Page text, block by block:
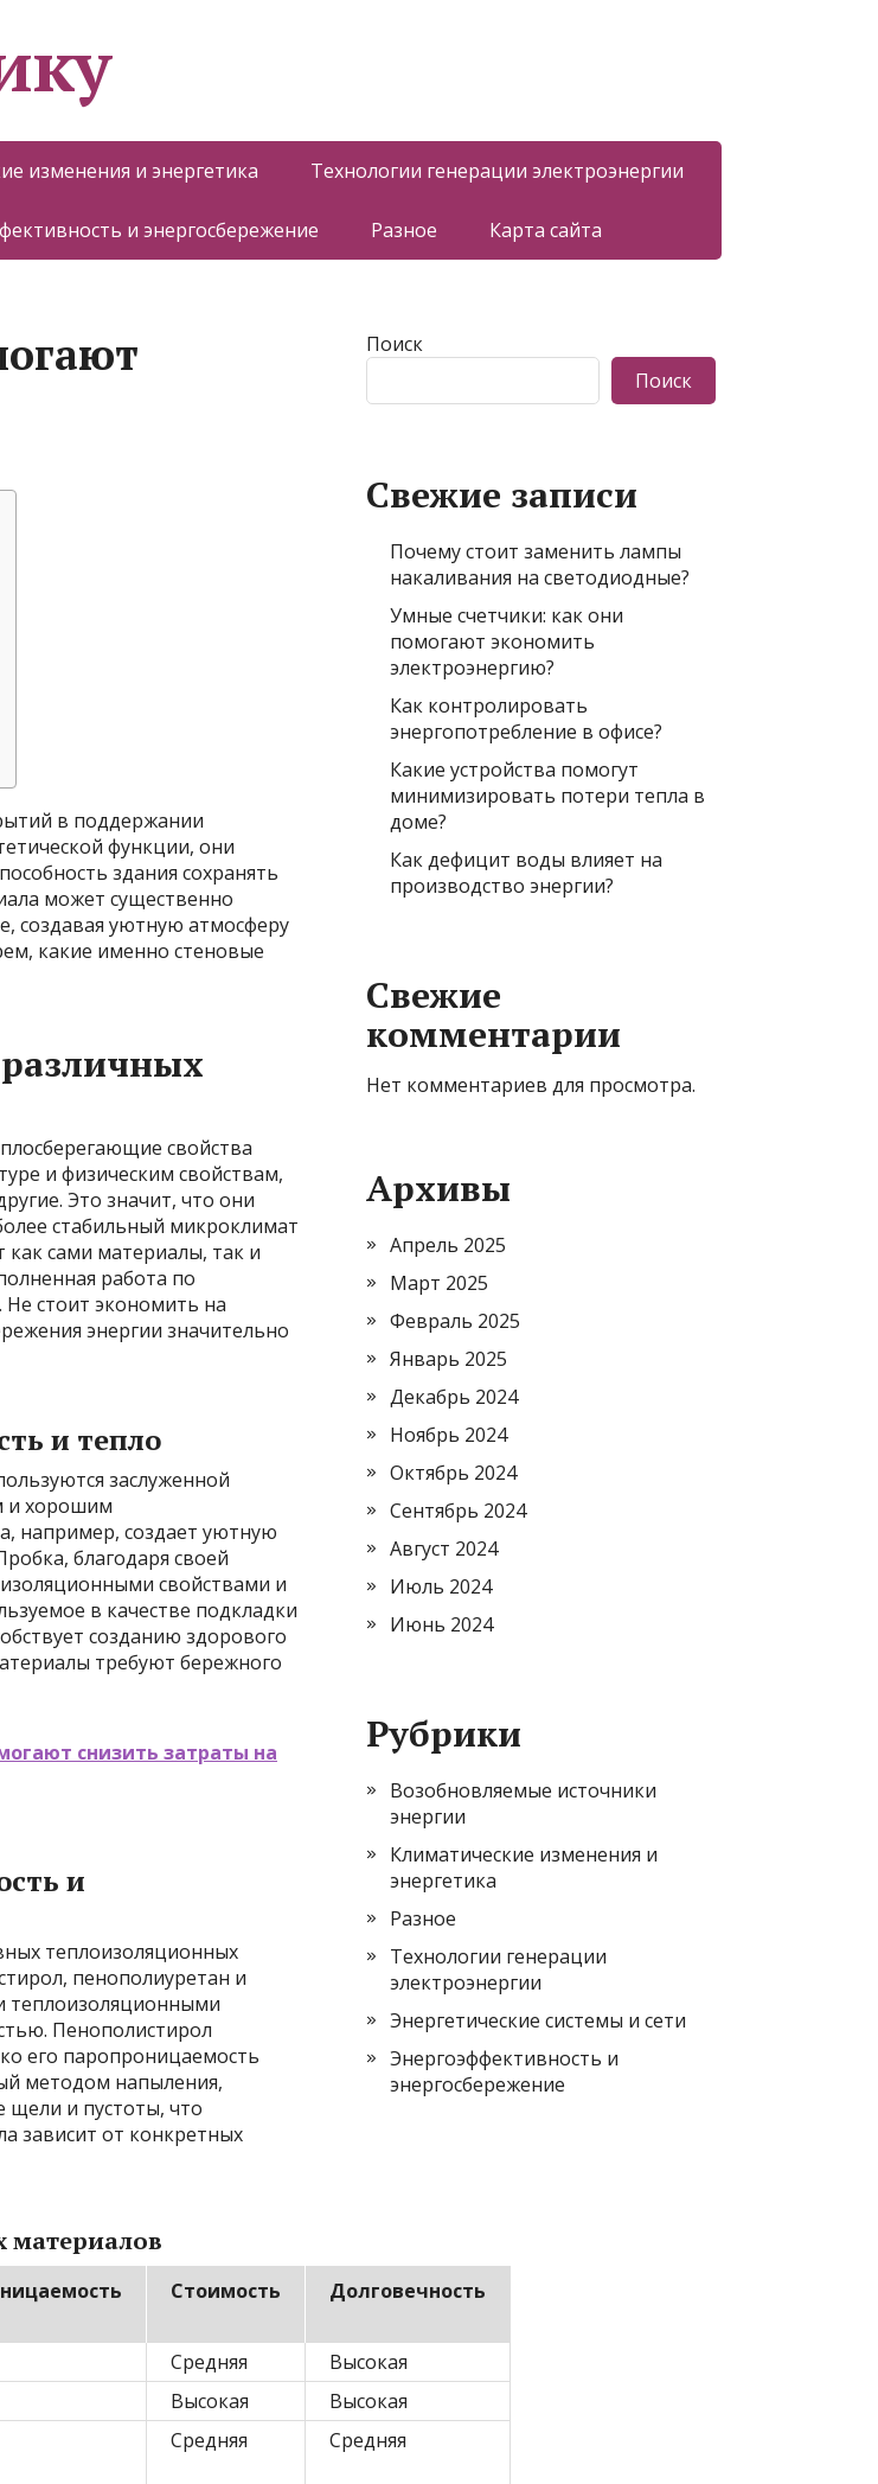
изменения и энергетика Технологии генерации электроэнергии
и энергосбережение Разное Карта сайта
в поддержании
функции, они
здания сохранять
может существенно
создавая уютную атмосферу
какие именно стеновые
свойства
и физическим свойствам,
Это значит, что они
стабильный микроклимат
сами материалы, так и
работа по
Не стоит экономить на
энергии значительно
и тепло
заслуженной
и хорошим
например, создает уютную
благодаря своей
свойствами и
в качестве подкладки
созданию здорового
требуют бережного
снизить затраты на
и
теплоизоляционных
пенополиуретан и
теплоизоляционными
Пенополистирол
его паропроницаемость
методом напыления,
щели и пустоты, что
зависит от конкретных
материалов
Стоимость Долговечность
Средняя
Высокая
Высокая
Высокая
Средняя Средняя
Поиск
Поиск
Свежие записи
Почему стоит заменить лампы
накаливания на светодиодные?
Умные счетчики: как они
помогают экономить
электроэнергию?
Как контролировать
энергопотребление в офисе?
Какие устройства помогут
минимизировать потери тепла в
доме?
Как дефицит воды влияет на
производство энергии?
Свежие
комментарии
Нет комментариев для просмотра.
Архивы
Апрель 2025
Март 2025
Февраль 2025
Январь 2025
Декабрь 2024
Ноябрь 2024
Октябрь 2024
Сентябрь 2024
Август 2024
Июль 2024
Июнь 2024
Рубрики
Возобновляемые источники
энергии
Климатические изменения и
энергетика
Разное
Технологии генерации
электроэнергии
Энергетические системы и сети
Энергоэффективность и
энергосбережение